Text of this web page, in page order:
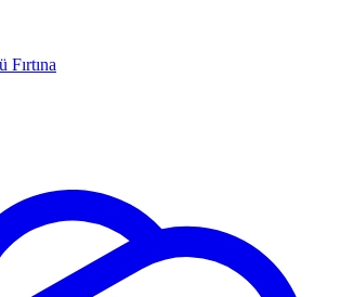
Fırtına